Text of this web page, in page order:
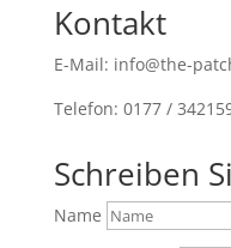
Kontakt
E-Mail: info@the-
Telefon: 0177 /
Schreiben
Name